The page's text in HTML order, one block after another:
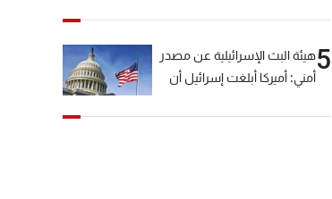
5هيئة البث الإسرائيلية عن مصدر
أمني: أميركا أبلغت إسرائيل أن